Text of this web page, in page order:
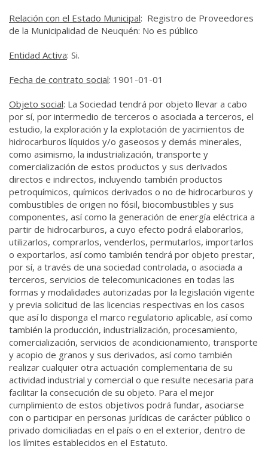
Relación con el Estado Municipal: Registro de Proveedores
de la Municipalidad de Neuquén: No es público
Entidad Activa: Si.
Fecha de contrato social: 1901-01-01
Objeto social: La Sociedad tendrá por objeto llevar a cabo
por sí, por intermedio de terceros o asociada a terceros, el
estudio, la exploración y la explotación de yacimientos de
hidrocarburos líquidos y/o gaseosos y demás minerales,
como asimismo, la industrialización, transporte y
comercialización de estos productos y sus derivados
directos e indirectos, incluyendo también productos
petroquímicos, químicos derivados o no de hidrocarburos y
combustibles de origen no fósil, biocombustibles y sus
componentes, así como la generación de energía eléctrica a
partir de hidrocarburos, a cuyo efecto podrá elaborarlos,
utilizarlos, comprarlos, venderlos, permutarlos, importarlos
o exportarlos, así como también tendrá por objeto prestar,
por sí, a través de una sociedad controlada, o asociada a
terceros, servicios de telecomunicaciones en todas las
formas y modalidades autorizadas por la legislación vigente
y previa solicitud de las licencias respectivas en los casos
que así lo disponga el marco regulatorio aplicable, así como
también la producción, industrialización, procesamiento,
comercialización, servicios de acondicionamiento, transporte
y acopio de granos y sus derivados, así como también
realizar cualquier otra actuación complementaria de su
actividad industrial y comercial o que resulte necesaria para
facilitar la consecución de su objeto. Para el mejor
cumplimiento de estos objetivos podrá fundar, asociarse
con o participar en personas jurídicas de carácter público o
privado domiciliadas en el país o en el exterior, dentro de
los límites establecidos en el Estatuto.